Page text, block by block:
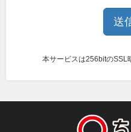
本サービスは256bitのSSL